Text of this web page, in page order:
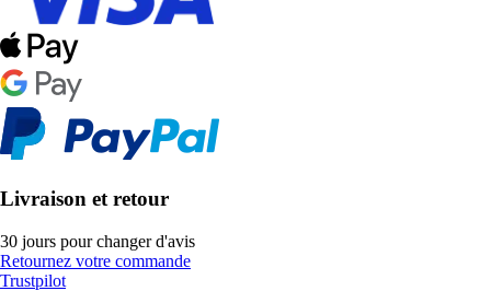
Livraison et retour
30 jours pour changer d'avis
Retournez votre commande
Trustpilot